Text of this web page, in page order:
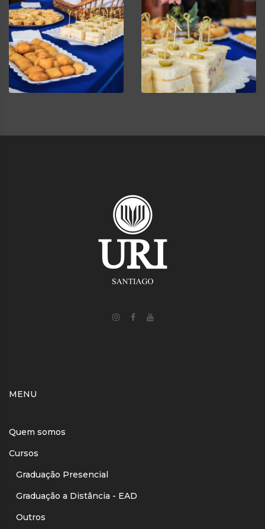
MENU
Quem somos
Cursos
Graduação Presencial
Graduação a Distância - EAD
Outros